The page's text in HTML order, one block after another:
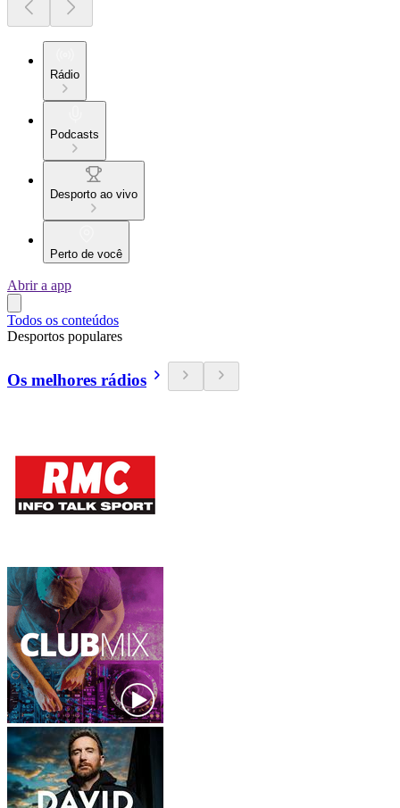
Rádio
Podcasts
Desporto ao vivo
Perto de você
Abrir a app
Todos os conteúdos
Desportos populares
Os melhores rádios